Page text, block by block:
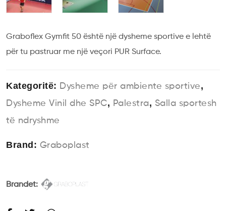
Graboflex Gymfit 50 është një dysheme sportive e lehtë
për tu pastruar me një veçori PUR Surface.
Kategoritë: Dysheme për ambiente sportive,
Dysheme Vinil dhe SPC, Palestra, Salla sportesh
të ndryshme
Brand: Graboplast
Brandet: